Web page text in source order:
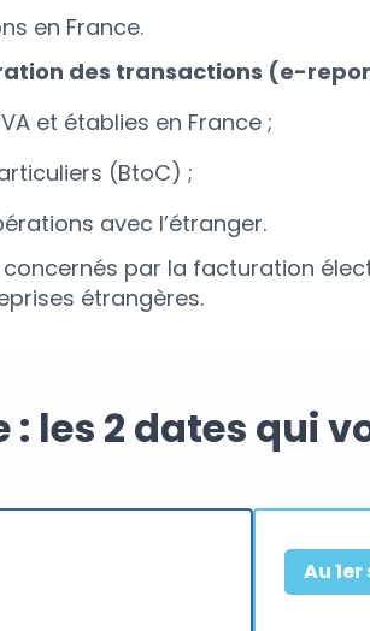
en France.
des transactions (e-
et établies en France ;
(BtoC) ;
avec l’étranger.
concernés par la facturation
étrangères.
: les 2 dates qui
Au